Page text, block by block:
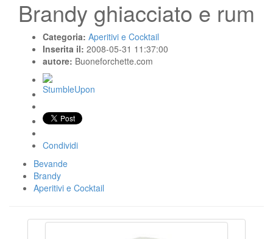
Brandy ghiacciato e rum
Categoria: Aperitivi e Cocktail
Inserita il: 2008-05-31 11:37:00
autore: Buoneforchette.com
Condividi
Bevande
Brandy
Aperitivi e Cocktail